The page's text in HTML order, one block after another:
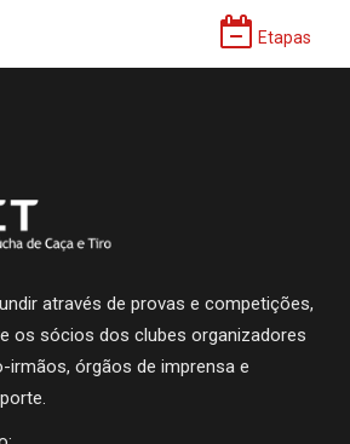
Etapas
através de provas e competições,
os sócios dos clubes organizadores
irmãos, órgãos de imprensa e